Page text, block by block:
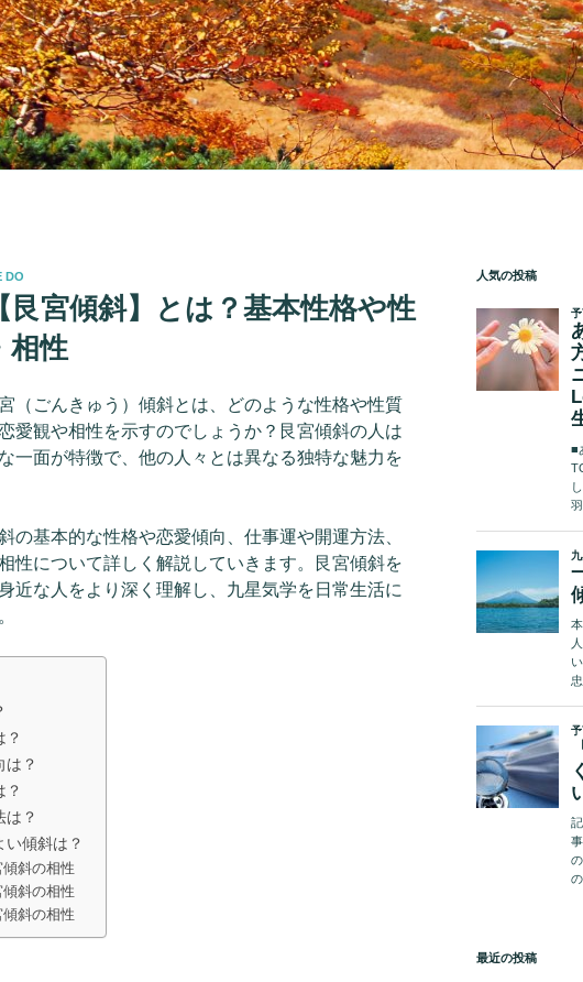
DO
艮宮傾斜】とは？基本性格や性
相性
（ごんきゅう）傾斜とは、どのような性格や性質
愛観や相性を示すのでしょうか？艮宮傾斜の人は
一面が特徴で、他の人々とは異なる独特な魅力を
の基本的な性格や恋愛傾向、仕事運や開運方法、
性について詳しく解説していきます。艮宮傾斜を
近な人をより深く理解し、九星気学を日常生活に
？
は？
？
は？
い傾斜は？
斜の相性
斜の相性
斜の相性
人気の投稿
最近の投稿